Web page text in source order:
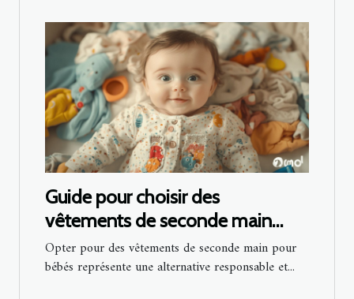
Guide pour choisir des
vêtements de seconde main
pour bébés
Opter pour des vêtements de seconde main pour
bébés représente une alternative responsable et...